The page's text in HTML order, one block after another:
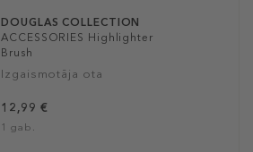
DOUGLAS COLLECTION
ACCESSORIES Highlighter
Brush
Izgaismotāja ota
12,99 €
1 gab.